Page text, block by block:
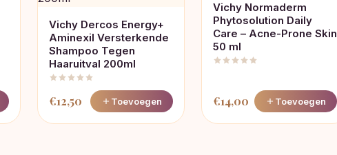
Vichy Dercos Energy+
Aminexil Versterkende
Shampoo Tegen
Haaruitval 200ml
€12,50 Toevoegen
Vichy Normaderm
Phytosolution Daily
Care – Acne-Prone Skin
50 ml
€14,00 Toevoegen